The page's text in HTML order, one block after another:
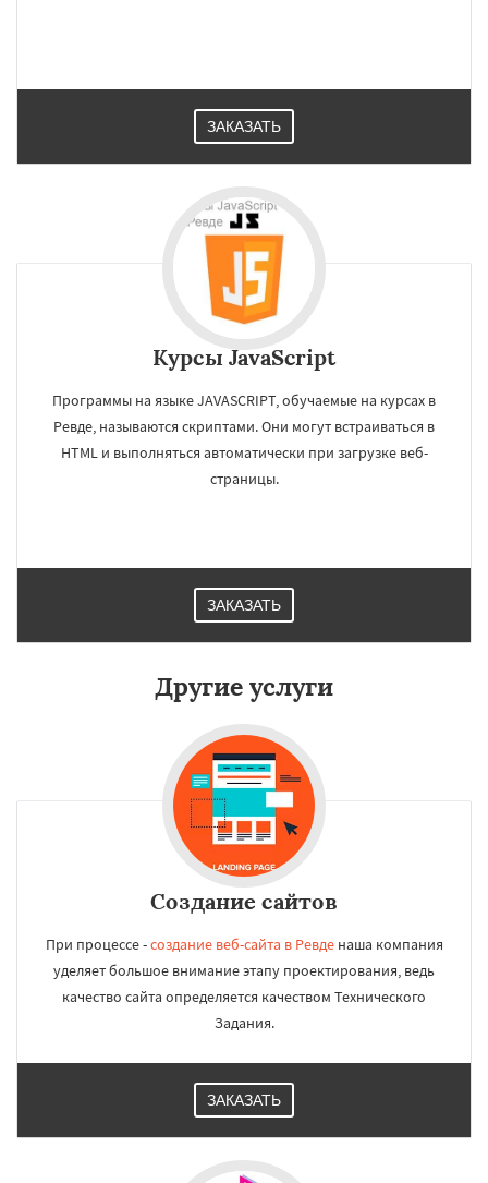
Работаем по
Североуральск Серов
ЗАКАЗАТЬ
Курсы JavaScript
Программы на языке JAVASCRIPT, обучаемые на курсах в
Ревде, называются скриптами. Они могут встраиваться в
HTML и выполняться автоматически при загрузке веб-
страницы.
ЗАКАЗАТЬ
Другие услуги
Создание сайтов
При процессе -создание веб-сайта в Ревденаша компания
уделяет большое внимание этапу проектирования, ведь
качество сайта определяется качеством Технического
Задания.
ЗАКАЗАТЬ
УЗНАТЬ ПОДРОБНЕЕ